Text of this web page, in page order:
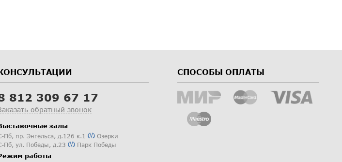
812 309 67 17
обратный звонок
залы
Пб, пр. Энгельса, д.126 к.1
Озерки
Пб, ул. Победы, д.23 Парк Победы
работы
СПОСОБЫ ОПЛАТЫ